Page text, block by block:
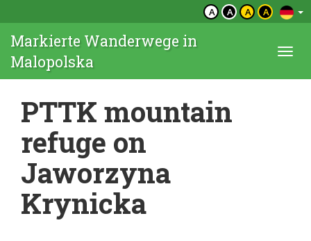
A A A A
Markierte Wanderwege in
Malopolska
PTTK mountain
refuge on
Jaworzyna
Krynicka